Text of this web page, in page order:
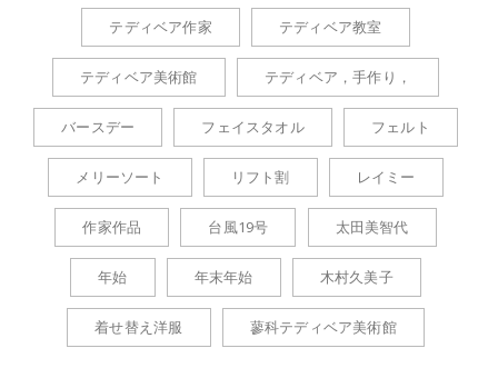
テディベア作家 テディベア教室
テディベア美術館 テディベア，手作り，
バースデー フェイスタオル フェルト
メリーソート リフト割 レイミー
作家作品 台風19号 太田美智代
年始 年末年始 木村久美子
着せ替え洋服 蓼科テディベア美術館